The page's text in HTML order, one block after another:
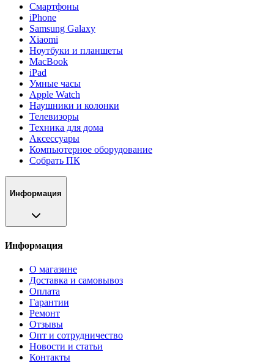
Смартфоны
iPhone
Samsung Galaxy
Xiaomi
Ноутбуки и планшеты
MacBook
iPad
Умные часы
Apple Watch
Наушники и колонки
Телевизоры
Техника для дома
Аксессуары
Компьютерное оборудование
Собрать ПК
Информация
Информация
О магазине
Доставка и самовывоз
Оплата
Гарантии
Ремонт
Отзывы
Опт и сотрудничество
Новости и статьи
Контакты